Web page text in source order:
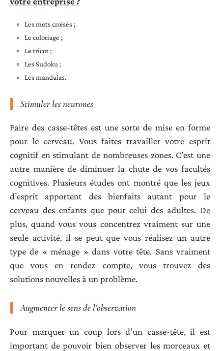
Les mots croisés ;
Le coloriage ;
Le tricot ;
Les Sudoku ;
Les mandalas.
Stimuler les neurones
Faire des casse-têtes est une sorte de mise en forme
pour le cerveau. Vous faites travailler votre esprit
cognitif en stimulant de nombreuses zones. C’est une
autre manière de diminuer la chute de vos facultés
cognitives. Plusieurs études ont montré que les jeux
d’esprit apportent des bienfaits autant pour le
cerveau des enfants que pour celui des adultes. De
plus, quand vous vous concentrez vraiment sur une
seule activité, il se peut que vous réalisez un autre
type de « ménage » dans votre tête. Sans vraiment
que vous en rendez compte, vous trouvez des
solutions nouvelles à un problème.
Augmenter le sens de l’observation
Pour marquer un coup lors d’un casse-tête, il est
important de pouvoir bien observer les morceaux et